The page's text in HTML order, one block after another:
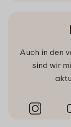
Auch in den
sind wir